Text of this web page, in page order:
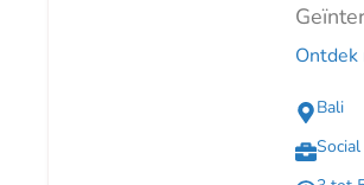
Ontdek
Bali